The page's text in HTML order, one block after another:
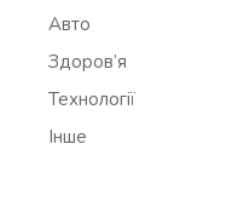
Авто
Здоров’я
Технології
Інше